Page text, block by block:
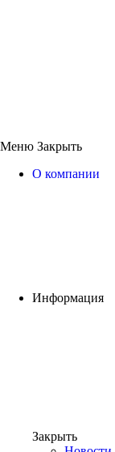
Меню Закрыть
О компании
Информация
Закрыть